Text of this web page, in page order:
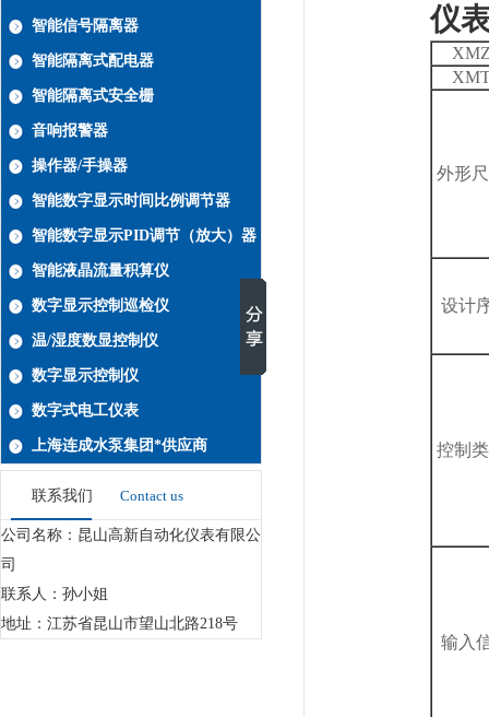
智能信号隔离器
智能隔离式配电器
智能隔离式安全栅
音响报警器
操作器/手操器
智能数字显示时间比例调节器
智能数字显示PID调节（放大）器
智能液晶流量积算仪
数字显示控制巡检仪
温/湿度数显控制仪
数字显示控制仪
数字式电工仪表
上海连成水泵集团*供应商
联系我们 Contact us
公司名称：昆山高新自动化仪表有限公
司
联系人：孙小姐
地址：江苏省昆山市望山北路218号
仪
外形
设计
控制
输入